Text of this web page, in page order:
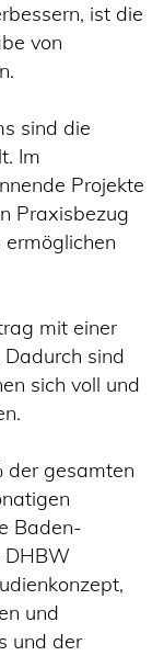
ist die
von
sind die
Im
Projekte
Praxisbezug
mit einer
sind
sich voll und
der gesamten
Baden-
DHBW
und
und der